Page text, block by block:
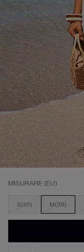
MISURARE (EU)
S(36) M(38)